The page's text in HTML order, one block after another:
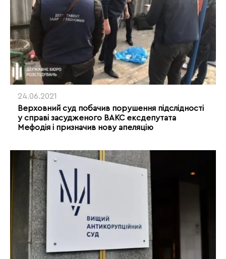
24.06.2021
Верховний суд побачив порушення підслідності
у справі засудженого ВАКС ексдепутата
Мефодія і призначив нову апеляцію